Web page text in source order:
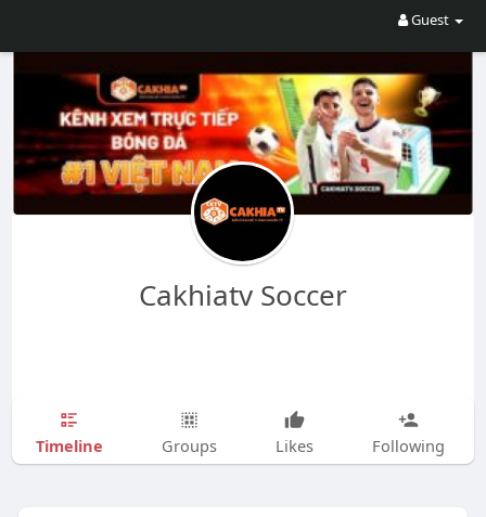
Guest
Cakhiatv Soccer
Timeline Groups Likes Following